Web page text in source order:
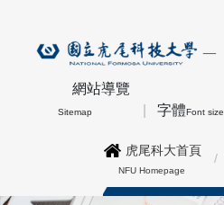
網站導覽
Sitemap 字體Font size
虎尾科大首頁
NFU Homepage